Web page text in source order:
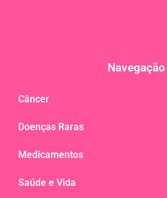
Navegação
Câncer
Doenças Raras
Medicamentos
Saúde e Vida